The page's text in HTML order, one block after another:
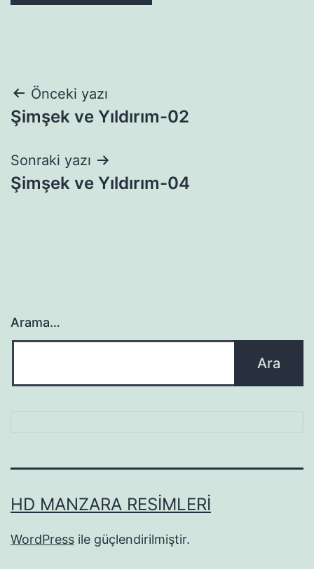
Yazı
gezinmesi
Önceki yazı
Şimşek ve Yıldırım-02
Sonraki yazı
Şimşek ve Yıldırım-04
Arama…
HD MANZARA RESIMLERI
WordPress ile güçlendirilmiştir.